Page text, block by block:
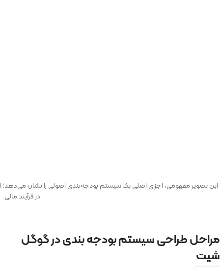
این تصویر مفهومی، اجزای اصلی یک سیستم بودجه‌بندی اصولی را نشان می‌دهد؛
در فرآیند مالی.
مراحل طراحی سیستم بودجه بندی در گوگل
شیت